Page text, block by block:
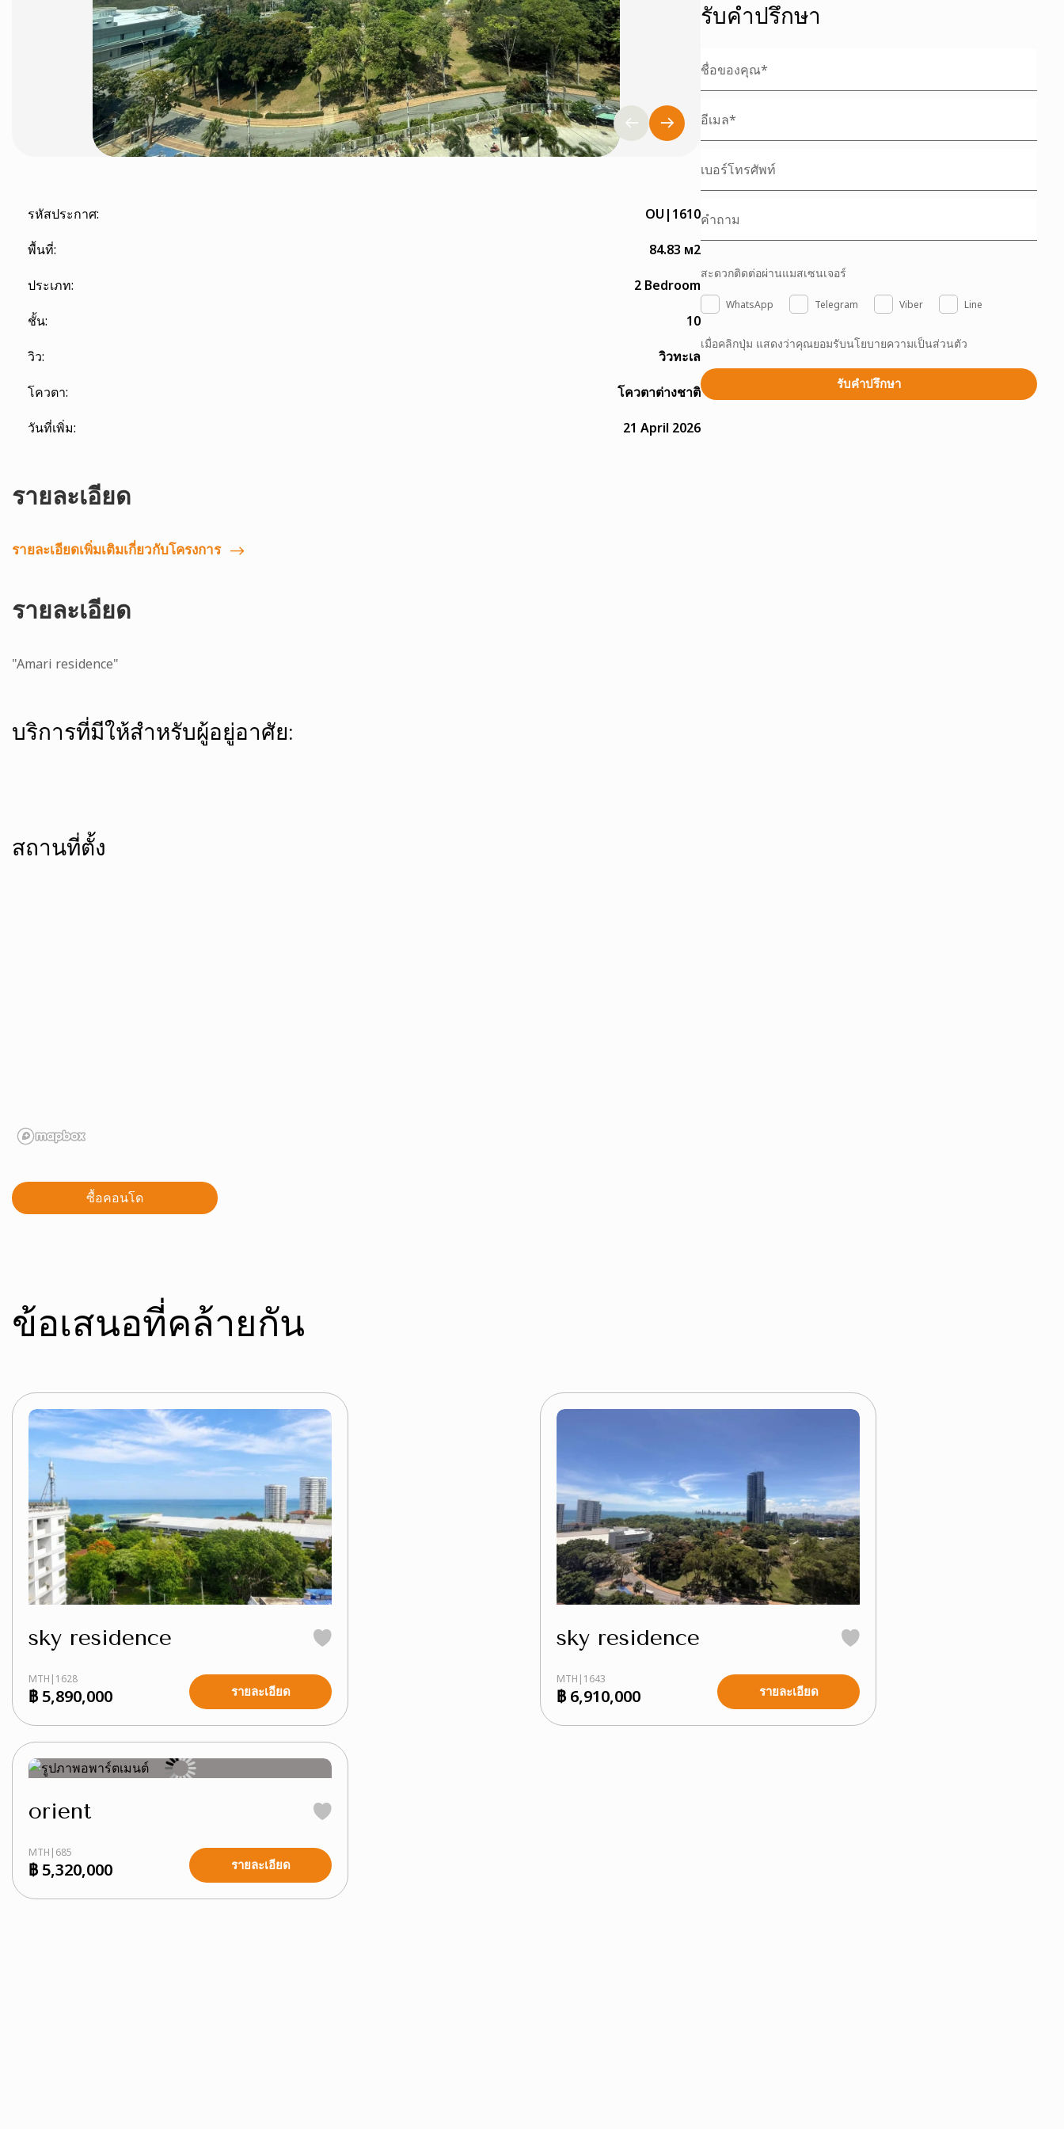
รหัสประกาศ: OU|1610
พื้นที่: 84.83 м2
ประเภท: 2 Bedroom
ชั้น: 10
วิว: วิวทะเล
โควตา: โควตาต่างชาติ
วันที่เพิ่ม: 21 April 2026
รายละเอียด
รายละเอียดเพิ่มเติมเกี่ยวกับโครงการ
รายละเอียด
"Amari residence"
บริการที่มีให้สำหรับผู้อยู่อาศัย:
สถานที่ตั้ง
ซื้อคอนโด
รับคำปรึกษา
สะดวกติดต่อผ่านแมสเซนเจอร์
WhatsApp Telegram Viber Line
เมื่อคลิกปุ่ม แสดงว่าคุณยอมรับนโยบายความเป็นส่วนตัว
รับคำปรึกษา
ข้อเสนอที่คล้ายกัน
sky residence
MTH|1628
฿ 5,890,000 รายละเอียด
sky residence
MTH|1643
฿ 6,910,000 รายละเอียด
orient
MTH|685
฿ 5,320,000 รายละเอียด